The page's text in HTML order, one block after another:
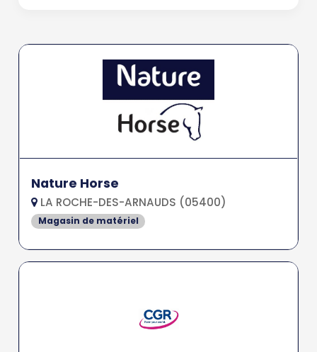
Nature Horse
LA ROCHE-DES-ARNAUDS (05400)
Magasin de matériel